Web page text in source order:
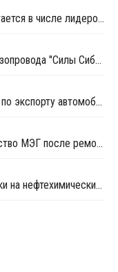
Renault Россия в первом полугодии остается в числе лидеров рынка РФ с долей в 8%
Газпром намерен удвоить мощности газопровода "Силы Сибири"
Renault в 2019 году установила рекорд по экспорту автомобилей российской сборки
Xinhang Energy возобновляет производство МЭГ после ремонта
ГК "Титан" планирует увеличить поставки на нефтехимический рынок стран Ближнего Востока и Латинской Америки